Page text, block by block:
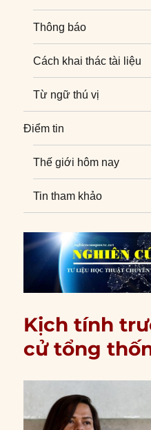
Thông báo
Cách khai thác tài liệu
Từ ngữ thú vị
Điểm tin
Thế giới hôm nay
Tin tham khảo
Kịch tính
cử tổng